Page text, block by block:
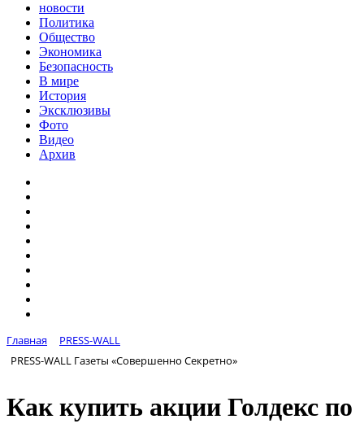
новости
Политика
Общество
Экономика
Безопасность
В мире
История
Эксклюзивы
Фото
Видео
Архив
Главная
PRESS-WALL
PRESS-WALL Газеты «Совершенно Секретно»
Как купить акции Голдекс по